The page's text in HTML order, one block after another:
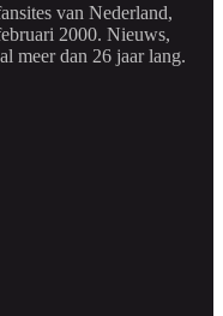
van Nederland,
2000. Nieuws,
meer dan 26 jaar lang.